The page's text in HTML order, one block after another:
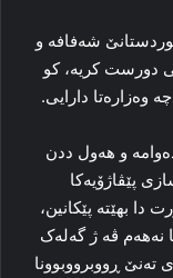
شه‌فافه‌ و
دورست کریه‌، کو
وه‌زاره‌تا دارایی.
و هه‌ول ددن
پێڤاژۆیه‌کا
بھێتە‌ پێکانین،
نه‌هه‌م ڤه‌ ژ گه‌له‌ک
ڕووبرووبوونا